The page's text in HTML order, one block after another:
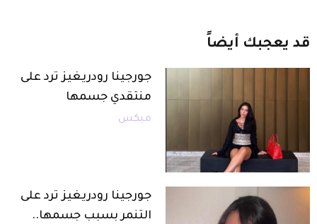
قد يعجبك أيضاً
جورجينا رودريغيز ترد على
منتقدي جسمها
ميكس
جورجينا رودريغيز ترد على
التنمر بسبب جسمها..